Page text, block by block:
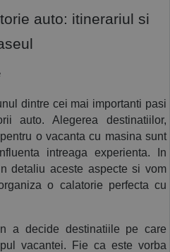
auto: itinerariul si
dintre cei mai importanti pasi
auto. Alegerea destinatiilor,
o vacanta cu masina sunt
intreaga experienta. In
detaliu aceste aspecte si vom
o calatorie perfecta cu
a decide destinatiile pe care
vacantei. Fie ca este vorba